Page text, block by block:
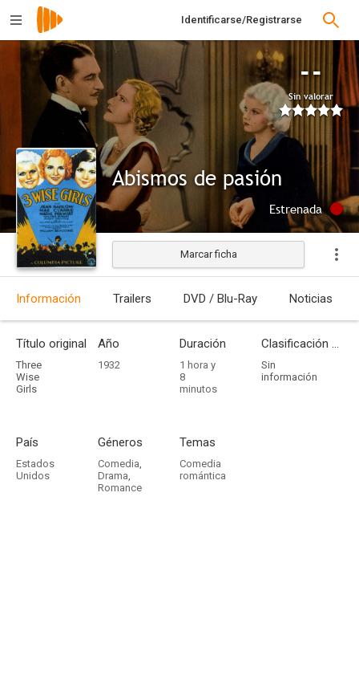
Identificarse/Registrarse
--
Sin valorar
Abismos de pasión
Estrenada
Marcar ficha
Información Trailers DVD / Blu-Ray Noticias
Título original
Three
Wise
Girls
Año
1932
Duración
1 hora y
8
minutos
Clasificación por edades
Sin
información
País
Estados
Unidos
Géneros
Comedia,
Drama,
Romance
Temas
Comedia
romántica